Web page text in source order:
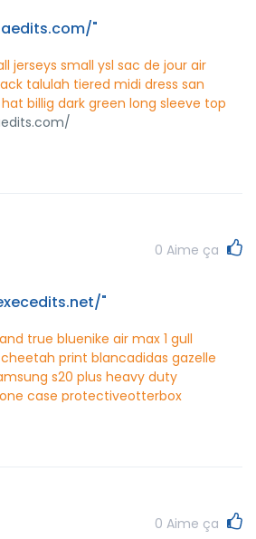
"
jerseys small ysl sac de jour air
talulah tiered midi dress san
billig dark green long sleeve top
0 Aime ça
"
true bluenike air max 1 gull
print blancadidas gazelle
s20 plus heavy duty
case protectiveotterbox
0 Aime ça